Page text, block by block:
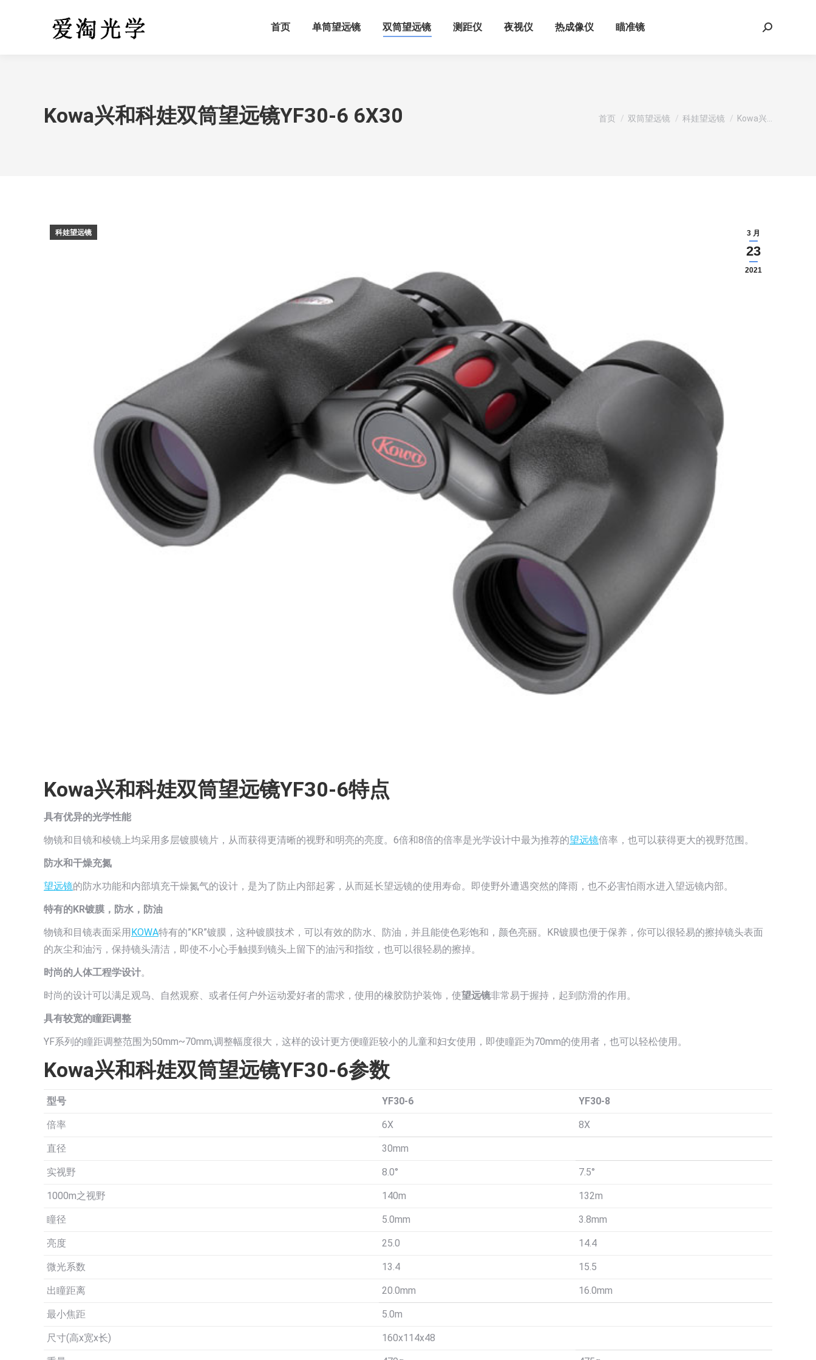
首页 单筒望远镜 双筒望远镜 测距仪 夜视仪 热成像仪 瞄准镜 Search:
Kowa兴和科娃双筒望远镜YF30-6 6X30 您在这里：
首页 双筒望远镜 科娃望远镜 Kowa兴…
3 月
23
2021
科娃望远镜
Kowa兴和科娃双筒望远镜YF30-6特点
具有优异的光学性能
物镜和目镜和棱镜上均采用多层镀膜镜片，从而获得更清晰的视野和明亮的亮度。6倍和8倍的倍率是光学设计中最为推荐的望远镜倍率，也可以获得更大的视野范围。
防水和干燥充氮
望远镜的防水功能和内部填充干燥氮气的设计，是为了防止内部起雾，从而延长望远镜的使用寿命。即使野外遭遇突然的降雨，也不必害怕雨水进入望远镜内部。
特有的KR镀膜，防水，防油
物镜和目镜表面采用KOWA特有的”KR”镀膜，这种镀膜技术，可以有效的防水、防油，并且能使色彩饱和，颜色亮丽。KR镀膜也便于保养，你可以很轻易的擦掉镜头表面
的灰尘和油污，保持镜头清洁，即使不小心手触摸到镜头上留下的油污和指纹，也可以很轻易的擦掉。
时尚的人体工程学设计。
时尚的设计可以满足观鸟、自然观察、或者任何户外运动爱好者的需求，使用的橡胶防护装饰，使望远镜非常易于握持，起到防滑的作用。
具有较宽的瞳距调整
YF系列的瞳距调整范围为50mm~70mm,调整幅度很大，这样的设计更方便瞳距较小的儿童和妇女使用，即使瞳距为70mm的使用者，也可以轻松使用。
Kowa兴和科娃双筒望远镜YF30-6参数
型号 YF30-6 YF30-8
倍率 6X 8X
直径 30mm
实视野 8.0° 7.5°
1000m之视野 140m 132m
瞳径 5.0mm 3.8mm
亮度 25.0 14.4
微光系数 13.4 15.5
出瞳距离 20.0mm 16.0mm
最小焦距 5.0m
尺寸(高x宽x长) 160x114x48